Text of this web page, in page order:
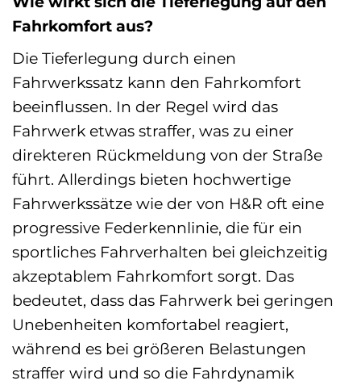
Fahrkomfort aus?
Die Tieferlegung durch einen
Fahrwerkssatz kann den Fahrkomfort
beeinflussen. In der Regel wird das
Fahrwerk etwas straffer, was zu einer
direkteren Rückmeldung von der Straße
führt. Allerdings bieten hochwertige
Fahrwerkssätze wie der von H&R oft eine
progressive Federkennlinie, die für ein
sportliches Fahrverhalten bei gleichzeitig
akzeptablem Fahrkomfort sorgt. Das
bedeutet, dass das Fahrwerk bei geringen
Unebenheiten komfortabel reagiert,
während es bei größeren Belastungen
straffer wird und so die Fahrdynamik